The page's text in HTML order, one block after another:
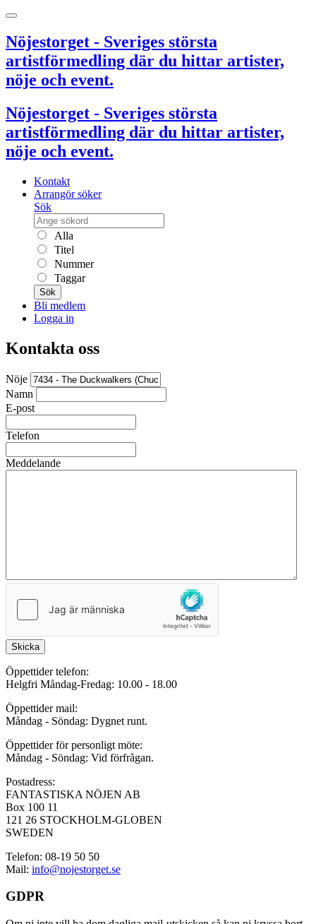
Nöjestorget - Sveriges största
artistförmedling där du hittar artister,
nöje och event.
Nöjestorget - Sveriges största
artistförmedling där du hittar artister,
nöje och event.
Kontakt
Arrangör söker
Sök
Alla
Titel
Nummer
Taggar
Sök
Bli medlem
Logga in
Kontakta oss
Nöje
Namn
E-post
Telefon
Meddelande
Skicka
Öppettider telefon:
Helgfri Måndag-Fredag: 10.00 - 18.00
Öppettider mail:
Måndag - Söndag: Dygnet runt.
Öppettider för personligt möte:
Måndag - Söndag: Vid förfrågan.
Postadress:
FANTASTISKA NÖJEN AB
Box 100 11
121 26 STOCKHOLM-GLOBEN
SWEDEN
Telefon: 08-19 50 50
Mail: info@nojestorget.se
GDPR